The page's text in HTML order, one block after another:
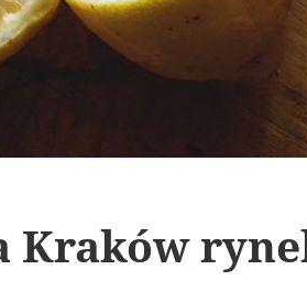
Kraków